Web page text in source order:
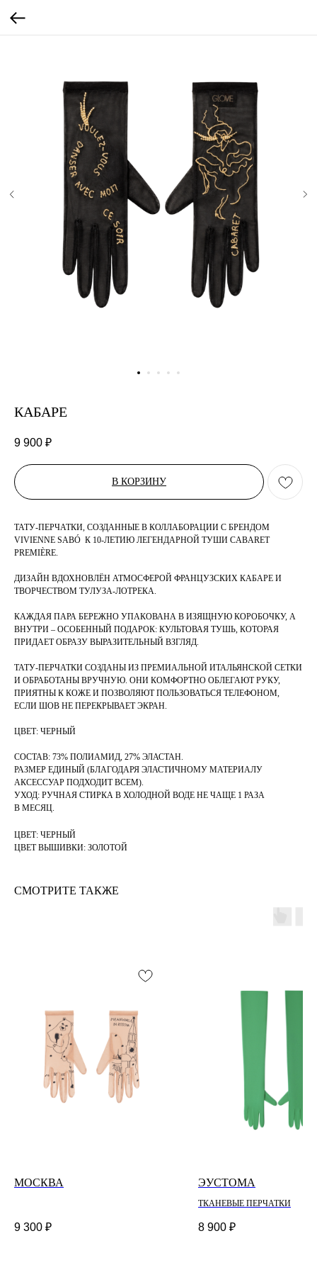
КАБАРЕ
9 900 ₽
В КОРЗИНУ
ТАТУ-ПЕРЧАТКИ, СОЗДАННЫЕ В КОЛЛАБОРАЦИИ С БРЕНДОМ
VIVIENNE SABÓ К 10-ЛЕТИЮ ЛЕГЕНДАРНОЙ ТУШИ CABARET
PREMIÈRE.
ДИЗАЙН ВДОХНОВЛЁН АТМОСФЕРОЙ ФРАНЦУЗСКИХ КАБАРЕ И
ТВОРЧЕСТВОМ ТУЛУЗА-ЛОТРЕКА.
КАЖДАЯ ПАРА БЕРЕЖНО УПАКОВАНА В ИЗЯЩНУЮ КОРОБОЧКУ, А
ВНУТРИ – ОСОБЕННЫЙ ПОДАРОК: КУЛЬТОВАЯ ТУШЬ, КОТОРАЯ
ПРИДАЕТ ОБРАЗУ ВЫРАЗИТЕЛЬНЫЙ ВЗГЛЯД.
ТАТУ-ПЕРЧАТКИ СОЗДАНЫ ИЗ ПРЕМИАЛЬНОЙ ИТАЛЬЯНСКОЙ СЕТКИ
И ОБРАБОТАНЫ ВРУЧНУЮ. ОНИ КОМФОРТНО ОБЛЕГАЮТ РУКУ,
ПРИЯТНЫ К КОЖЕ И ПОЗВОЛЯЮТ ПОЛЬЗОВАТЬСЯ ТЕЛЕФОНОМ,
ЕСЛИ ШОВ НЕ ПЕРЕКРЫВАЕТ ЭКРАН.
ЦВЕТ: ЧЕРНЫЙ
СОСТАВ: 73% ПОЛИАМИД, 27% ЭЛАСТАН.
РАЗМЕР ЕДИНЫЙ (БЛАГОДАРЯ ЭЛАСТИЧНОМУ МАТЕРИАЛУ
АКСЕССУАР ПОДХОДИТ ВСЕМ).
УХОД: РУЧНАЯ СТИРКА В ХОЛОДНОЙ ВОДЕ НЕ ЧАЩЕ 1 РАЗА
В МЕСЯЦ.
ЦВЕТ: ЧЕРНЫЙ
ЦВЕТ ВЫШИВКИ: ЗОЛОТОЙ
СМОТРИТЕ ТАКЖЕ
МОСКВА
9 300 ₽
ЭУСТОМА
ТКАНЕВЫЕ ПЕРЧАТКИ
8 900 ₽